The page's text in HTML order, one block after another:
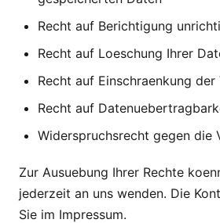
Recht auf Berichtigung
Recht auf Loeschung Ihrer
Recht auf Einschraenkung der
Recht auf
Widerspruchsrecht gegen die
Zur Ausuebung Ihrer Rechte
jederzeit an uns wenden. Die
Sie im Impressum.